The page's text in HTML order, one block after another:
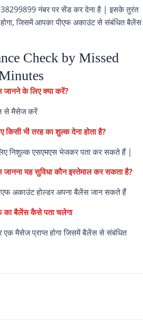
नंबर पर सेंड कर देना है | इसके तुरंत
जिसमें आपका पीएफ अकाउंट से संबंधित बैलेंस
Check by Missed
के लिए क्या करें?
से मैसेज करें
भी तरह का शुल्क देना होता है?
निशुल्क एसएमएस भेजकर पता कर सकते हैं |
यह सुविधा कौन इस्तेमाल कर सकता है?
अकाउंट होल्डर अपना बैलेंस जान सकते हैं
का बैलेंस कैसे पता चलेगा
एक मैसेज प्राप्त होगा जिसमें बैलेंस से संबंधित